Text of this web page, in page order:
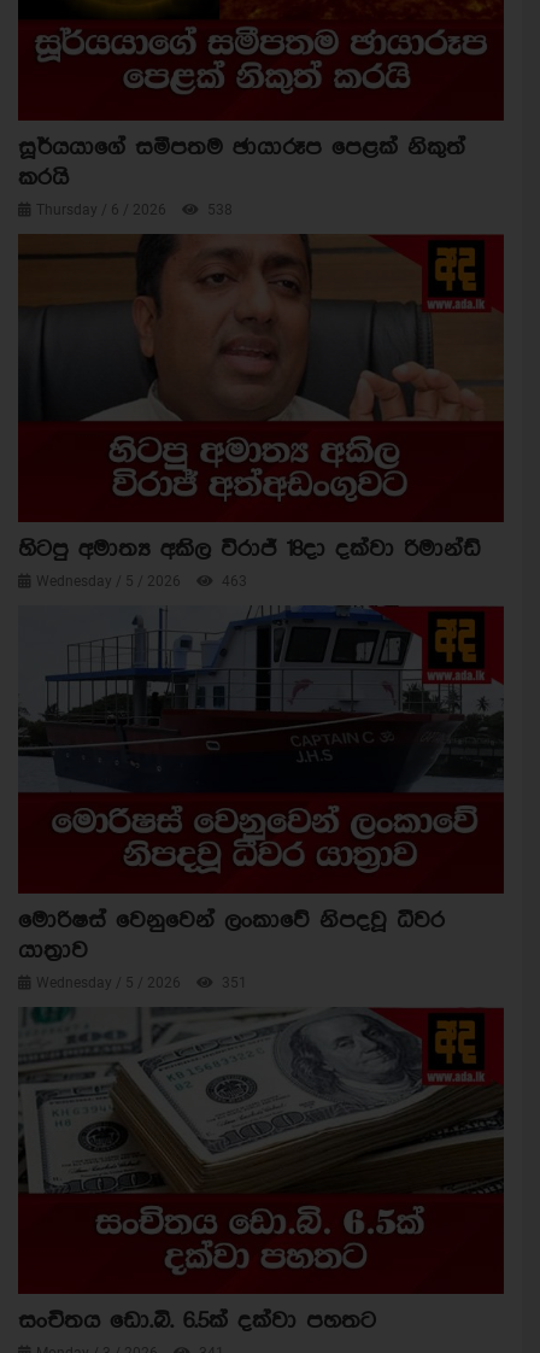
සූර්යයාගේ සමීපතම ඡායාරූප පෙළක් නිකුත්
කරයි
Thursday / 6 / 2026 538
හිටපු අමාත්‍ය අකිල විරාජ් 18දා දක්වා රිමාන්ඩ්
Wednesday / 5 / 2026 463
මොරිෂස් වෙනුවෙන් ලංකාවේ නිපදවූ ධීවර
යාත්‍රාව
Wednesday / 5 / 2026 351
සංචිතය ඩො.බි. 6.5ක් දක්වා පහතට